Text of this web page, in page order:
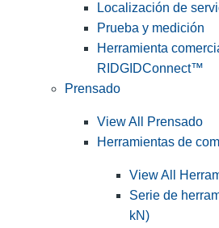
Localización de
Prueba y medición
Herramienta
RIDGIDConnect™
Prensado
View All Prensado
Herramientas de
View All
Serie de
kN)